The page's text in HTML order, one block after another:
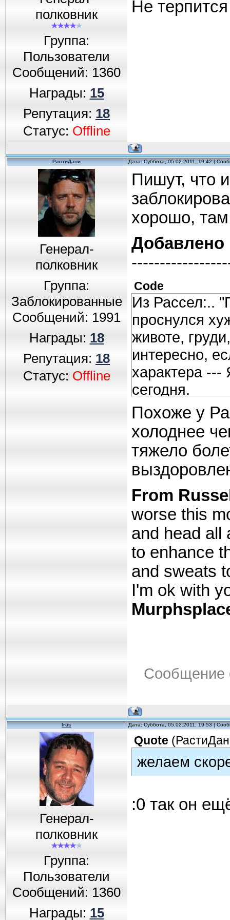
полковник
Группа:
Пользователи
Сообщений:1360
Награды:15
Репутация:18
Статус:Offline
Не
РастиДани Дата: Суббота, 05.02.2011, 19:42 |
Генерал-
полковник
Группа:
Заблокированные
Сообщений:1991
Награды:18
Репутация:18
Статус:Offline
Пишут, что
хорошо,
Добавлено
Code
Из Рассел:..
проснулся
животе,
интересно,
характера ---
сегодня.
Я в порядке
Похоже у
холоднее
тяжело
From
worse this
and head all
to enhance
and sweats
I'm ok with
Сообщение
Irus Дата: Суббота, 05.02.2011, 19:53 |
Генерал-
полковник
Группа:
Пользователи
Сообщений:1360
Награды:15
Quote (
желаем
:0 так он